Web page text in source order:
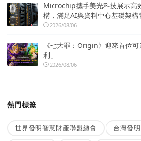
Microchip攜手美光科技展示高
構，滿足AI與資料中心基礎架構
2026/08/06
《七大罪：Origin》迎來首位
利」
2026/08/06
熱門標籤
世界發明智慧財產聯盟總會 台灣發